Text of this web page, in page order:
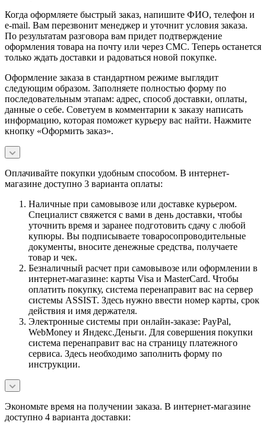
Когда оформляете быстрый заказ, напишите ФИО, телефон и
e-mail. Вам перезвонит менеджер и уточнит условия заказа.
По результатам разговора вам придет подтверждение
оформления товара на почту или через СМС. Теперь останется
только ждать доставки и радоваться новой покупке.
Оформление заказа в стандартном режиме выглядит
следующим образом. Заполняете полностью форму по
последовательным этапам: адрес, способ доставки, оплаты,
данные о себе. Советуем в комментарии к заказу написать
информацию, которая поможет курьеру вас найти. Нажмите
кнопку «Оформить заказ».
Оплачивайте покупки удобным способом. В интернет-
магазине доступно 3 варианта оплаты:
Наличные при самовывозе или доставке курьером.
Специалист свяжется с вами в день доставки, чтобы
уточнить время и заранее подготовить сдачу с любой
купюры. Вы подписываете товаросопроводительные
документы, вносите денежные средства, получаете
товар и чек.
Безналичный расчет при самовывозе или оформлении в
интернет-магазине: карты Visa и MasterCard. Чтобы
оплатить покупку, система перенаправит вас на сервер
системы ASSIST. Здесь нужно ввести номер карты, срок
действия и имя держателя.
Электронные системы при онлайн-заказе: PayPal,
WebMoney и Яндекс.Деньги. Для совершения покупки
система перенаправит вас на страницу платежного
сервиса. Здесь необходимо заполнить форму по
инструкции.
Экономьте время на получении заказа. В интернет-магазине
доступно 4 варианта доставки: